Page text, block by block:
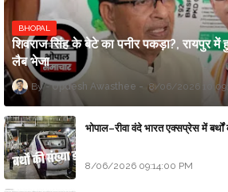
BHOPAL
शिवराज सिंह के बेटे का पनीर पकड़ा?, रायपुर में
लैब भेजा
Updesh Awasthee 8/06/2026
भोपाल–रीवा वंदे भारत एक्सप्रेस में
8/06/2026 09:14:00 PM